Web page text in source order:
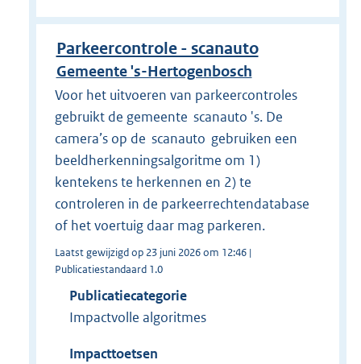
Parkeercontrole - scanauto
Gemeente 's-Hertogenbosch
Voor het uitvoeren van parkeercontroles
gebruikt de gemeente scanauto 's. De
camera’s op de scanauto gebruiken een
beeldherkenningsalgoritme om 1)
kentekens te herkennen en 2) te
controleren in de parkeerrechtendatabase
of het voertuig daar mag parkeren.
Laatst gewijzigd op 23 juni 2026 om 12:46 |
Publicatiestandaard 1.0
Publicatiecategorie
Impactvolle algoritmes
Impacttoetsen